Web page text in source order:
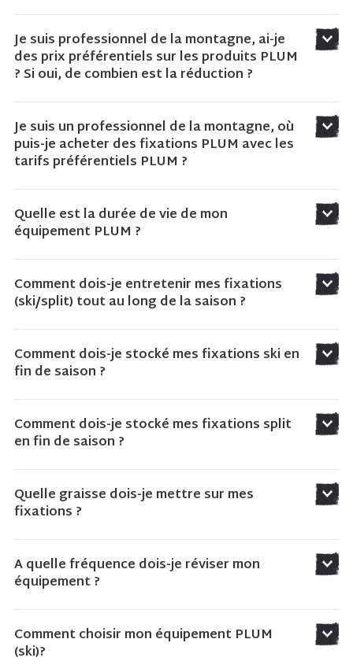
Je suis professionnel de la montagne, ai-je
des prix préférentiels sur les produits PLUM
? Si oui, de combien est la réduction ?
Je suis un professionnel de la montagne, où
puis-je acheter des fixations PLUM avec les
tarifs préférentiels PLUM ?
Quelle est la durée de vie de mon
équipement PLUM ?
Comment dois-je entretenir mes fixations
(ski/split) tout au long de la saison ?
Comment dois-je stocké mes fixations ski en
fin de saison ?
Comment dois-je stocké mes fixations split
en fin de saison ?
Quelle graisse dois-je mettre sur mes
fixations ?
A quelle fréquence dois-je réviser mon
équipement ?
Comment choisir mon équipement PLUM
(ski)?